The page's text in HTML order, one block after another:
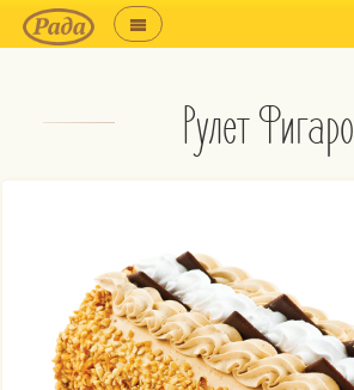
Рулет Фигаро